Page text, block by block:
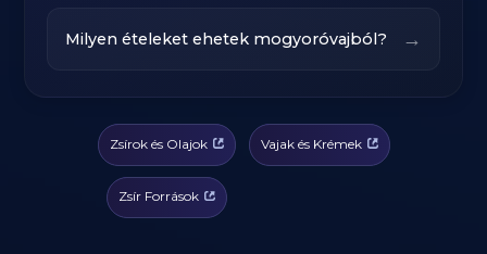
Milyen ételeket ehetek mogyoróvajból? →
Zsírok és Olajok Vajak és Krémek
Zsír Források